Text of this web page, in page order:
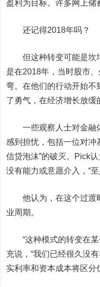
盈利为目标。许多网上储
还记得2018年吗？
但这种转变可能是坎
是在2018年，当时股市
弯。在他们的行动开始不
了勇气，在经济增长放缓
一些观察人士对金融体
感到担忧，包括一位对冲
信贷泡沫”的破灭。Pick
没有能力或意愿介入，“
他认为，在这个过渡
业周期。
“这种模式的转变在某
充说，“我们已经很久没
实利率和资本成本将区分